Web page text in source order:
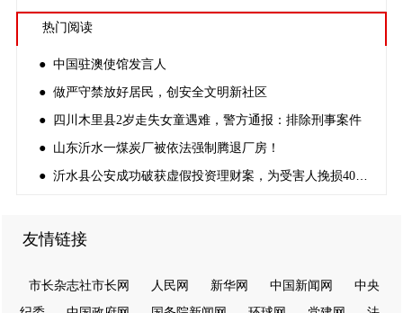
热门阅读
● 中国驻澳使馆发言人
● 做严守禁放好居民，创安全文明新社区
● 四川木里县2岁走失女童遇难，警方通报：排除刑事案件
● 山东沂水一煤炭厂被依法强制腾退厂房！
● 沂水县公安成功破获虚假投资理财案，为受害人挽损40万元
友情链接
市长杂志社市长网 人民网 新华网 中国新闻网
中央